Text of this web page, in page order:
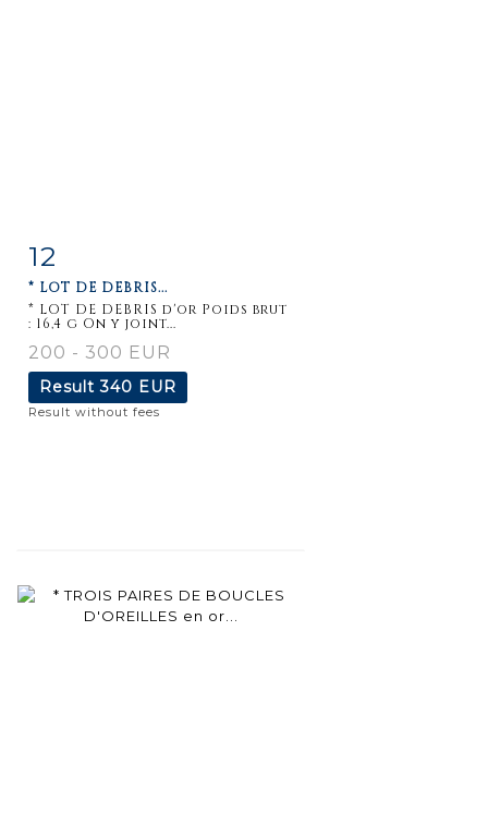
Item detail
12
* LOT DE DEBRIS...
* LOT DE DEBRIS d'or Poids brut
: 16,4 g On y joint...
200 - 300 EUR
Result340 EUR
Result without fees